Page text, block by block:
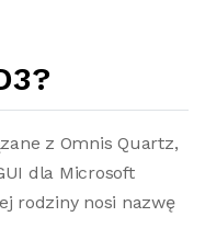
z Omnis Quartz,
dla Microsoft
rodziny nosi nazwę